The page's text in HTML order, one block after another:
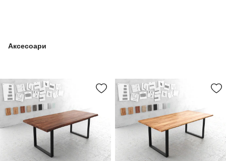
Аксесоари